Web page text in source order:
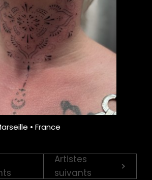
• France
Artistes
suivants